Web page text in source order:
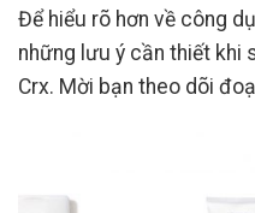
Để hiểu rõ hơn về công
những lưu ý cần thiết khi
Crx. Mời bạn theo dõi